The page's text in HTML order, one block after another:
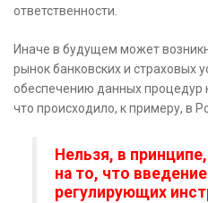
ответственности.
Иначе в будущем может
рынок банковских и страховых
обеспечению данных процедур
что происходило, к примеру, в
Нельзя, в
на то, что
регулирующих